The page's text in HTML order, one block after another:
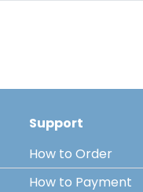
Support
How to Order
How to Payment